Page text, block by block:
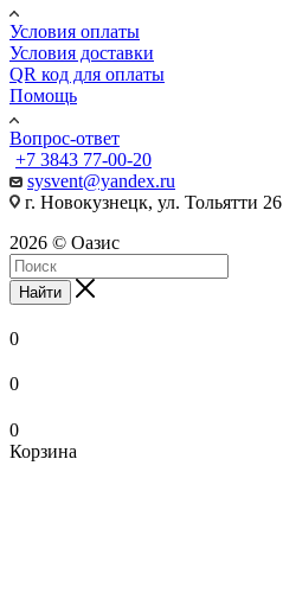
Условия оплаты
Условия доставки
QR код для оплаты
Помощь
Вопрос-ответ
+7 3843 77-00-20
sysvent@yandex.ru
г. Новокузнецк, ул. Тольятти 26
2026 © Оазис
Найти
0
0
0
Корзина